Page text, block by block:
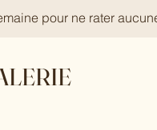
pour ne rater